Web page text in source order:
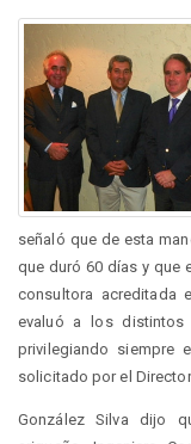
señaló que de esta
que duró 60 días y que
consultora acreditada
evaluó a los distintos
privilegiando siempre
solicitado por el
González Silva dijo